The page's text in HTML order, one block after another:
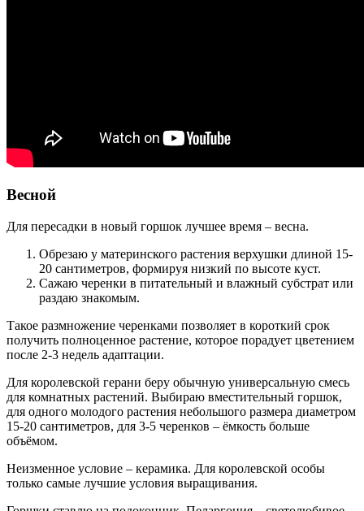
Весной
Для пересадки в новый горшок лучшее время – весна.
Обрезаю у материнского растения верхушки длиной 15-
20 сантиметров, формируя низкий по высоте куст.
Сажаю черенки в питательный и влажный субстрат или
раздаю знакомым.
Такое размножение черенками позволяет в короткий срок
получить полноценное растение, которое порадует цветением
после 2-3 недель адаптации.
Для королевской герани беру обычную универсальную смесь
для комнатных растений. Выбираю вместительный горшок,
для одного молодого растения небольшого размера диаметром
15-20 сантиметров, для 3-5 черенков – ёмкость больше
объёмом.
Неизменное условие – керамика. Для королевской особы
только самые лучшие условия выращивания.